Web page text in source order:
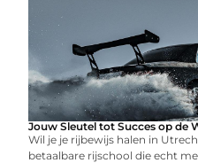
Jouw Sleutel tot Succes op de
Wil je je rijbewijs halen in
betaalbare rijschool die echt